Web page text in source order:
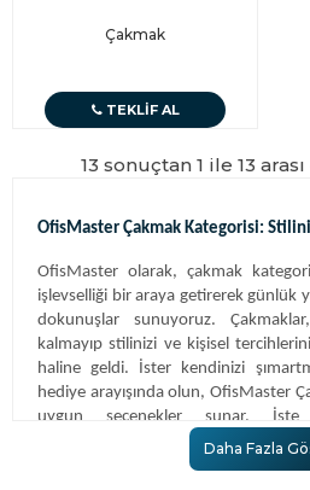
Çakmak
TEKLIF AL
13 sonuçtan 1 ile 13
OfisMaster Çakmak Kategorisi:
OfisMaster olarak, çakmak
işlevselliği bir araya getirerek günlük
dokunuşlar sunuyoruz.
kalmayıp stilinizi ve kişisel
haline geldi. İster kendinizi
hediye arayışında olun, OfisMaster
uygun seçenekler sunar. İşte
bulabileceğiniz ürünler ve detaylar:
Daha Fazla